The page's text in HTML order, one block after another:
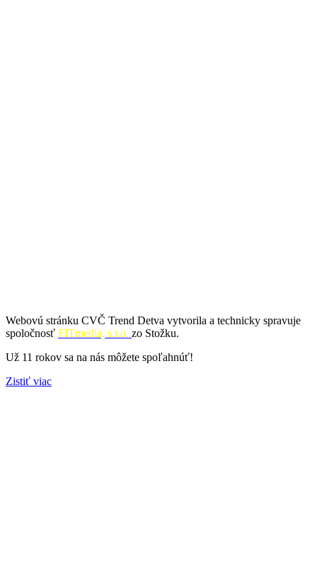
Webovú stránku CVČ Trend Detva vytvorila a technicky spravuje
spoločnosť FITmedia, s.r.o. zo Stožku.
Už 11 rokov sa na nás môžete spoľahnúť!
Zistiť viac